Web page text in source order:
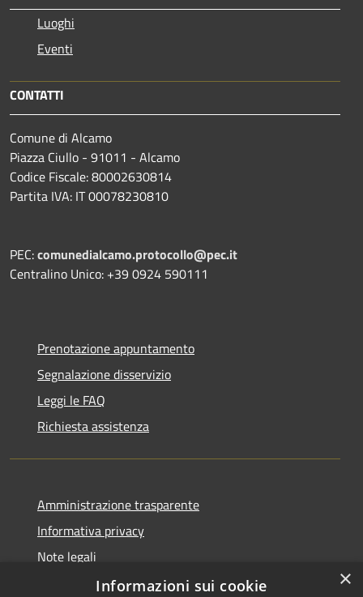
Luoghi
Eventi
CONTATTI
Comune di Alcamo
Piazza Ciullo - 91011 - Alcamo
Codice Fiscale: 80002630814
Partita IVA: IT 00078230810
PEC:comunedialcamo.protocollo@pec.it
Centralino Unico: +39 0924 590111
Prenotazione appuntamento
Segnalazione disservizio
Leggi le FAQ
Richiesta assistenza
Amministrazione trasparente
Informativa privacy
Note legali
Dichiarazione di accessibilità
×
Informazioni sui cookie